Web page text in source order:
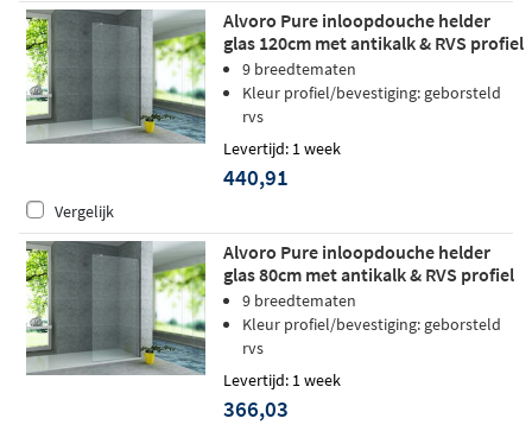
Alvoro Pure inloopdouche helder
glas 120cm met antikalk & RVS profiel
9 breedtematen
Kleur profiel/bevestiging: geborsteld
rvs
Levertijd: 1 week
440,91
Vergelijk
Alvoro Pure inloopdouche helder
glas 80cm met antikalk & RVS profiel
9 breedtematen
Kleur profiel/bevestiging: geborsteld
rvs
Levertijd: 1 week
366,03